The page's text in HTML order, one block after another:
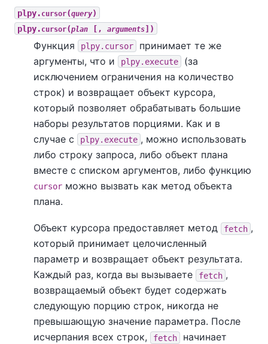
plpy. cursor(query)
plpy. cursor(plan [, arguments])
Функция plpy.cursor
принимает те же
аргументы, что и
plpy.execute
(за
исключением ограничения на количество
строк) и возвращает объект курсора,
который позволяет обрабатывать большие
наборы результатов порциями. Как и в
случае с
plpy.execute , можно использовать
либо строку запроса, либо объект плана
вместе с списком аргументов, либо функцию
cursor можно вызвать как метод объекта
плана.
Объект курсора предоставляет метод fetch ,
который принимает целочисленный
параметр и возвращает объект результата.
Каждый раз, когда вы вызываете
fetch ,
возвращаемый объект будет содержать
следующую порцию строк, никогда не
превышающую значение параметра. После
исчерпания всех строк,
fetch
начинает